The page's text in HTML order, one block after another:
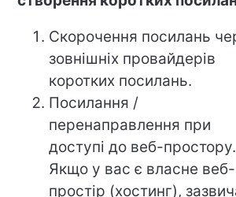
Скорочення посилань
зовнішніх провайдерів
коротких посилань.
Посилання /
перенаправлення при
доступі до веб-простору.
Якщо у вас є власне веб-
простір (хостинг),